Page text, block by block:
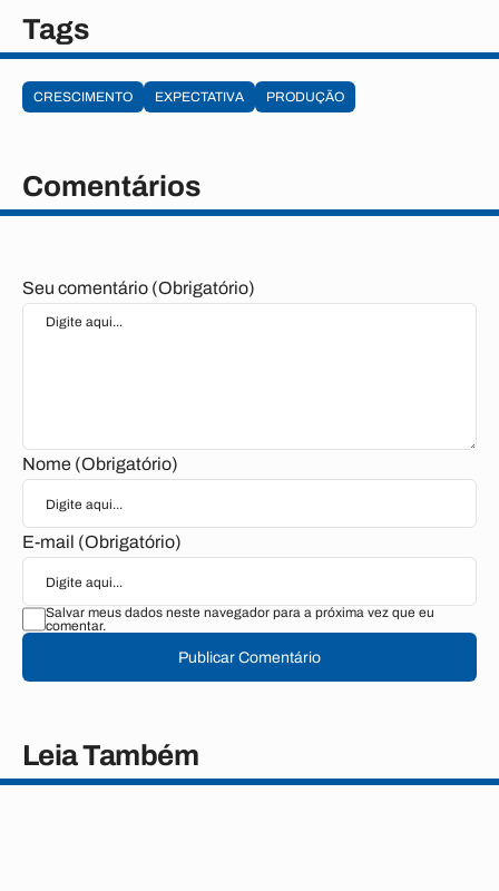
Tags
CRESCIMENTO EXPECTATIVA PRODUÇÃO
Comentários
Seu comentário (Obrigatório)
Nome (Obrigatório)
E-mail (Obrigatório)
Salvar meus dados neste navegador para a próxima vez que eu
comentar.
Publicar Comentário
Leia Também